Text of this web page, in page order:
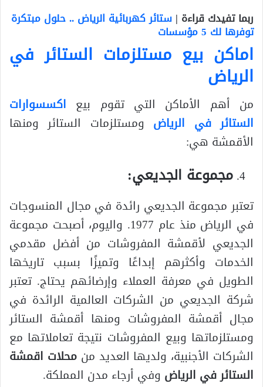
ربما تفيدك قراءة | ستائر كهربائية الرياض .. حلول مبتكرة
توفرها لك 5 مؤسسات
اماكن بيع مستلزمات الستائر في
الرياض
من أهم الأماكن التي تقوم بيع اكسسوارات
الستائر في الرياض ومستلزمات الستائر ومنها
الأقمشة هي:
مجموعة الجديعي:
تعتبر مجموعة الجديعي رائدة في مجال المنسوجات
في الرياض منذ عام 1977. واليوم، أصبحت مجموعة
الجديعي لأقمشة المفروشات من أفضل مقدمي
الخدمات وأكثرهم إبداعًا وتميزًا بسبب تاريخها
الطويل في معرفة العملاء وإرضائهم يحتاج. تعتبر
شركة الجديعي من الشركات العالمية الرائدة في
مجال أقمشة المفروشات ومنها أقمشة الستائر
ومستلزماتها وبيع المفروشات نتيجة تعاملاتها مع
الشركات الأجنبية، ولديها العديد منمحلات اقمشة
الستائر في الرياض وفي أرجاء مدن المملكة.